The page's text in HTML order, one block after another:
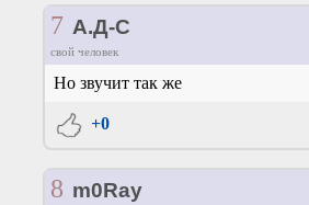
7 А.Д-С
свой человек
Но звучит так же
+0
8 m0Ray